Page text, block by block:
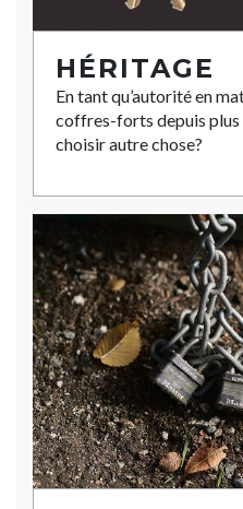
HÉRITAGE
En tant qu’autorité en
coffres-forts depuis plus
choisir autre chose?